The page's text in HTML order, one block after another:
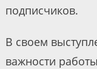
подписчиков.
В своем
важности